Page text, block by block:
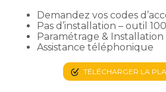
Demandez vos codes
Pas d’installation – outil
Paramétrage &
Assistance téléphonique
TÉLÉCHARGER LA